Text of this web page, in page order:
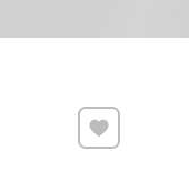
Přidat k